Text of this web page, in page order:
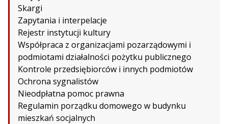
Skargi
Zapytania i interpelacje
Rejestr instytucji kultury
Współpraca z organizacjami pozarządowymi i
podmiotami działalności pożytku publicznego
Kontrole przedsiębiorców i innych podmiotów
Ochrona sygnalistów
Nieodpłatna pomoc prawna
Regulamin porządku domowego w budynku
mieszkań socjalnych